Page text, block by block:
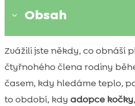
3 Obsah
 Proč adoptovat kočku v
 Jak se připravit na
 CricksyCat: nejlepší
 Vhodná výživa koček v
Zvážili jste někdy, co obnáší
čtyřnohého člena rodiny
časem, kdy hledáme teplo,
to období, kdy adopce kočky